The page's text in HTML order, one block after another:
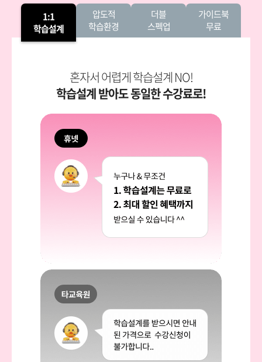
1:1
학습설계
압도적
학습환경
더블
스펙업
가이드북
무료
혼자서 어렵게 학습설계 NO!
학습설계 받아도 동일한 수강료로!